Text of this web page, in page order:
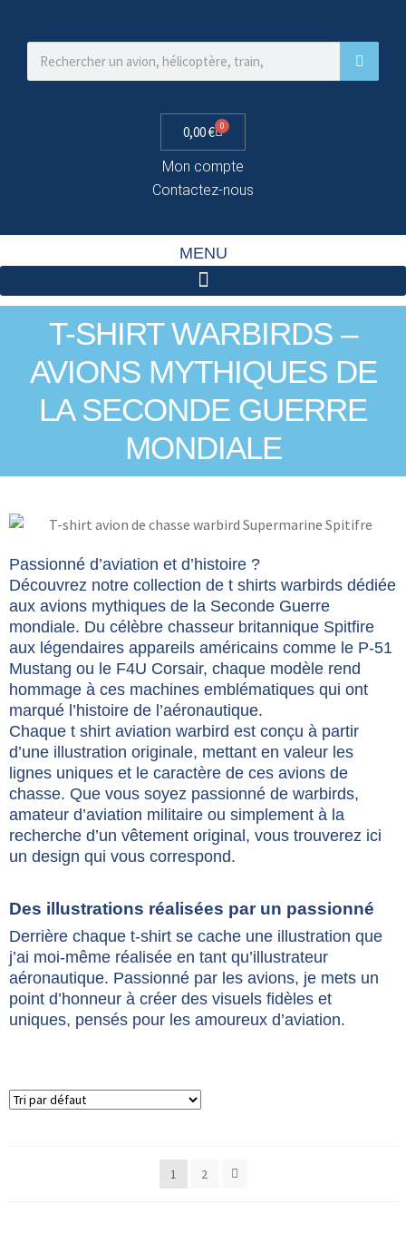
0,00€ 0
Mon compte
Contactez-nous
MENU
T-SHIRT WARBIRDS –
AVIONS MYTHIQUES DE
LA SECONDE GUERRE
MONDIALE
Passionné d’aviation et d’histoire ?
Découvrez notre collection de t shirts warbirds dédiée
aux avions mythiques de la Seconde Guerre
mondiale. Du célèbre chasseur britannique Spitfire
aux légendaires appareils américains comme le P-51
Mustang ou le F4U Corsair, chaque modèle rend
hommage à ces machines emblématiques qui ont
marqué l’histoire de l’aéronautique.
Chaque t shirt aviation warbird est conçu à partir
d’une illustration originale, mettant en valeur les
lignes uniques et le caractère de ces avions de
chasse. Que vous soyez passionné de warbirds,
amateur d’aviation militaire ou simplement à la
recherche d’un vêtement original, vous trouverez ici
un design qui vous correspond.
Des illustrations réalisées par un passionné
Derrière chaque t-shirt se cache une illustration que
j’ai moi-même réalisée en tant qu’illustrateur
aéronautique. Passionné par les avions, je mets un
point d’honneur à créer des visuels fidèles et
uniques, pensés pour les amoureux d’aviation.
1 2